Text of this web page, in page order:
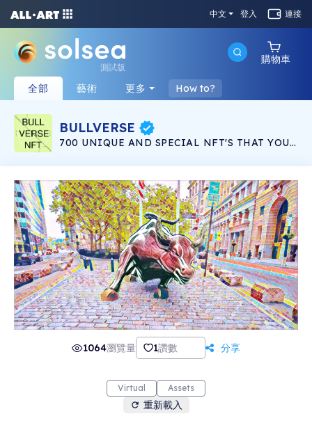
中文 登入 連接
測試版
購物車
全部 藝術 更多 How to?
BULLVERSE
700 UNIQUE AND SPECIAL NFT'S THAT YOUR
THEY ARE MYSTERIOUS, WARM, COLD AND
THAT GOES WITH YOUR PERSONALITY AND
SHOW IT OFF TO YOUR CRYPTO BUDDIES.
1064瀏覽量 1讚數 分享
Virtual Assets
重新載入